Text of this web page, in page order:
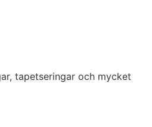
tapetseringar och mycket